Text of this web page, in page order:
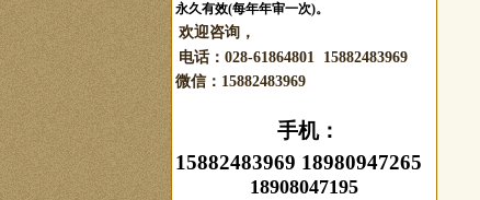
永久有效(每年年审一次)。
欢迎咨询，
电话：028-61864801 15882483969
微信： 15882483969
手机：
15882483969 18980947265
18908047195